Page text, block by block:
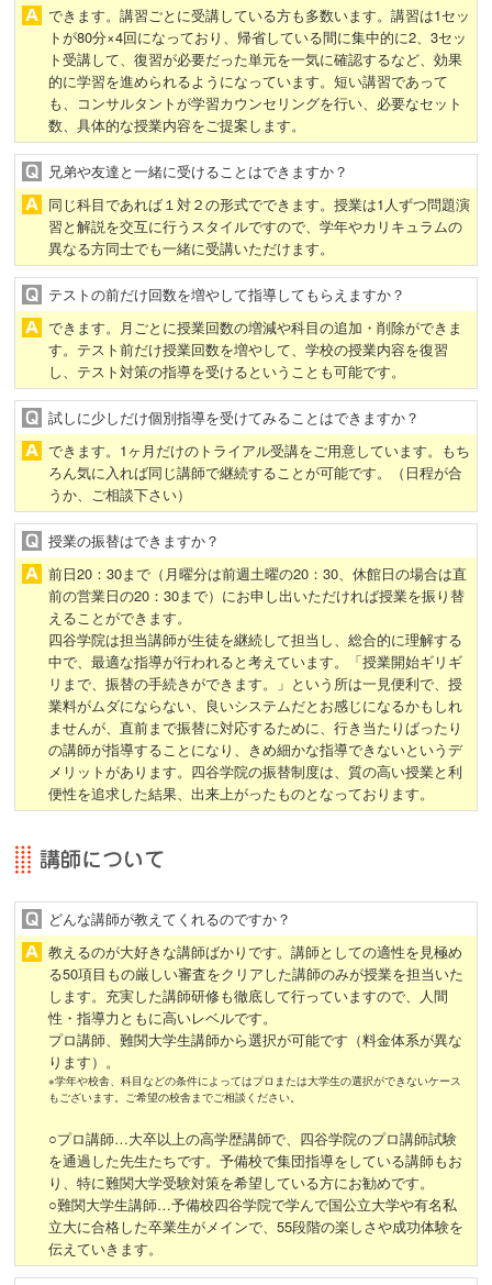
できます。講習ごとに受講している方も多数います。講習は1セッ
トが80分×4回になっており、帰省している間に集中的に2、3セッ
ト受講して、復習が必要だった単元を一気に確認するなど、効果
的に学習を進められるようになっています。短い講習であって
も、コンサルタントが学習カウンセリングを行い、必要なセット
数、具体的な授業内容をご提案します。
兄弟や友達と一緒に受けることはできますか？
同じ科目であれば１対２の形式でできます。授業は1人ずつ問題演
習と解説を交互に行うスタイルですので、学年やカリキュラムの
異なる方同士でも一緒に受講いただけます。
テストの前だけ回数を増やして指導してもらえますか？
できます。月ごとに授業回数の増減や科目の追加・削除ができま
す。テスト前だけ授業回数を増やして、学校の授業内容を復習
し、テスト対策の指導を受けるということも可能です。
試しに少しだけ個別指導を受けてみることはできますか？
できます。1ヶ月だけのトライアル受講をご用意しています。もち
ろん気に入れば同じ講師で継続することが可能です。（日程が合
うか、ご相談下さい）
授業の振替はできますか？
前日20：30まで（月曜分は前週土曜の20：30、休館日の場合は直
前の営業日の20：30まで）にお申し出いただければ授業を振り替
えることができます。
四谷学院は担当講師が生徒を継続して担当し、総合的に理解する
中で、最適な指導が行われると考えています。「授業開始ギリギ
リまで、振替の手続きができます。」という所は一見便利で、授
業料がムダにならない、良いシステムだとお感じになるかもしれ
ませんが、直前まで振替に対応するために、行き当たりばったり
の講師が指導することになり、きめ細かな指導できないというデ
メリットがあります。四谷学院の振替制度は、質の高い授業と利
便性を追求した結果、出来上がったものとなっております。
どんな講師が教えてくれるのですか？
教えるのが大好きな講師ばかりです。講師としての適性を見極め
る50項目もの厳しい審査をクリアした講師のみが授業を担当いた
します。充実した講師研修も徹底して行っていますので、人間
性・指導力ともに高いレベルです。
プロ講師、難関大学生講師から選択が可能です（料金体系が異な
ります）。
※学年や校舎、科目などの条件によってはプロまたは大学生の選択ができないケース
もございます。ご希望の校舎までご相談ください。
○プロ講師…大卒以上の高学歴講師で、四谷学院のプロ講師試験
を通過した先生たちです。予備校で集団指導をしている講師もお
り、特に難関大学受験対策を希望している方にお勧めです。
○難関大学生講師…予備校四谷学院で学んで国公立大学や有名私
立大に合格した卒業生がメインで、55段階の楽しさや成功体験を
伝えていきます。